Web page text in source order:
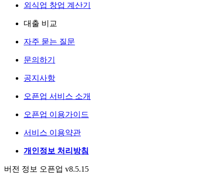
외식업 창업 계산기
대출 비교
자주 묻는 질문
문의하기
공지사항
오픈업 서비스 소개
오픈업 이용가이드
서비스 이용약관
개인정보 처리방침
버전 정보 오픈업 v8.5.15